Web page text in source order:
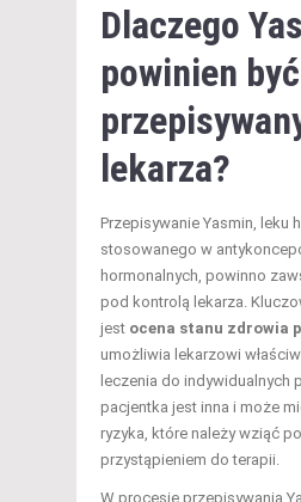
Dlaczego
powinien być
lekarza?
Przepisywanie Yasmin, leku
stosowanego w
hormonalnych, powinno
pod kontrolą lekarza.
jest ocena stanu zdrowia
umożliwia lekarzowi
leczenia do indywidualnych
pacjentka jest inna i może
ryzyka, które należy wziąć
przystąpieniem do terapii.
W procesie przepisywania